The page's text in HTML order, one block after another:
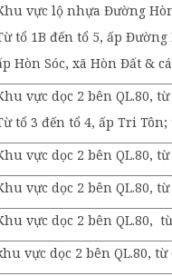
vực lộ nhựa Đường
tổ 1B đến tổ 5, ấp
Hòn Sóc, xã Hòn Đất &
vực dọc 2 bên QL.80,
tổ 3 đến tổ 4, ấp Tri
vực dọc 2 bên QL.80,
vực dọc 2 bên QL.80,
vực dọc 2 bên QL.80,
vực dọc 2 bên QL.80,